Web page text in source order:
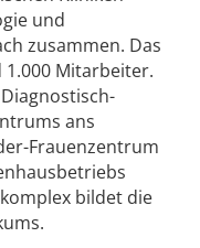
und
zusammen. Das
Mitarbeiter.
ans
Frauenzentrum
bildet die